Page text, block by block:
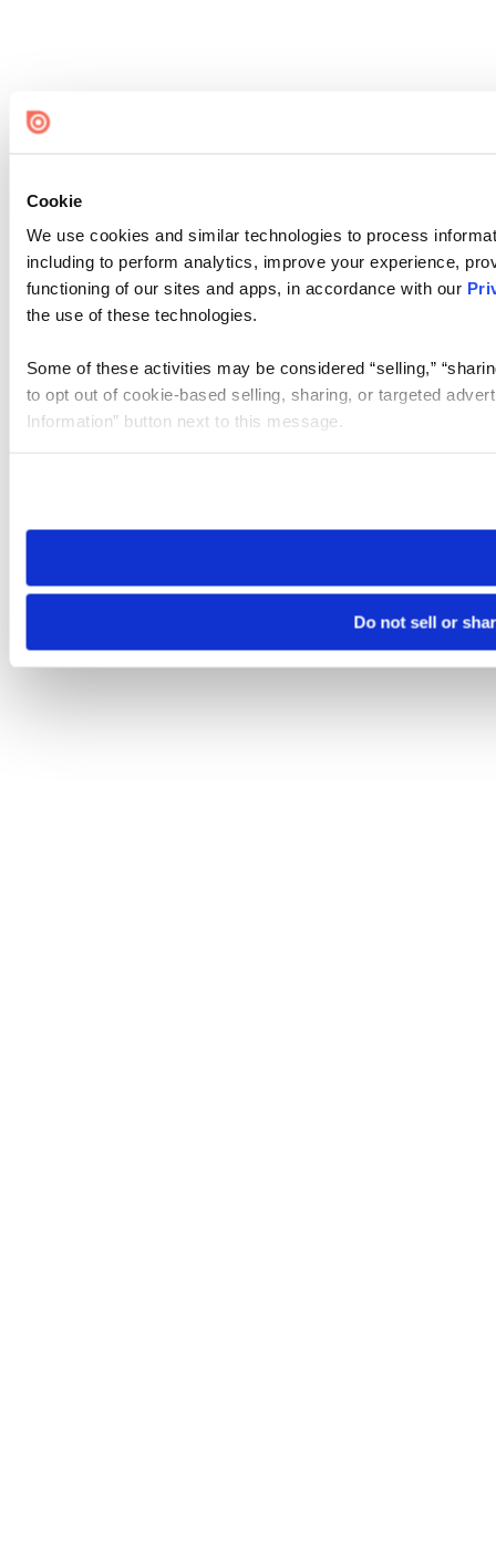
Cookie
We use cookies and similar technologies to process
including to perform analytics, improve your experience,
functioning of our sites and apps, in accordance with our
the use of these technologies.
Some of these activities may be considered “selling,”
to opt out of cookie-based selling, sharing, or targeted
Information” button next to this message.
need to be set again.
Do not sell or